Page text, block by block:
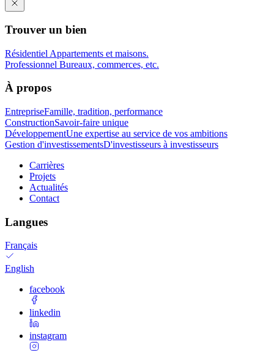
Trouver un bien
Résidentiel Appartements et maisons.
Professionnel Bureaux, commerces, etc.
À propos
EntrepriseFamille, tradition, performance
ConstructionSavoir-faire unique
DéveloppementUne expertise au service de vos ambitions
Gestion d'investissementsD'investisseurs à investisseurs
Carrières
Projets
Actualités
Contact
Langues
Français
English
facebook
linkedin
instagram